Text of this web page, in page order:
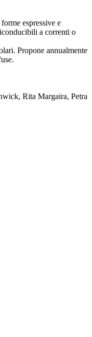
espressive e
a correnti o
Propone annualmente
Rita Margaira, Petra